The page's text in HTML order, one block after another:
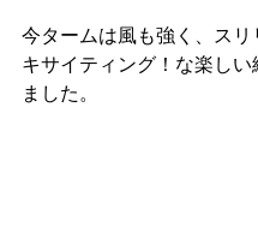
今タームは風も強く、スリ
キサイティング！な楽しい
ました。